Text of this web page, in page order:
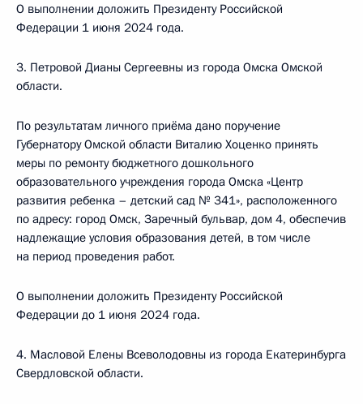
О выполнении доложить Президенту Российской
Федерации 1 июня 2024 года.
3. Петровой Дианы Сергеевны из города Омска Омской
области.
По результатам личного приёма дано поручение
Губернатору Омской области Виталию Хоценко принять
меры по ремонту бюджетного дошкольного
образовательного учреждения города Омска «Центр
развития ребенка – детский сад № 341», расположенного
по адресу: город Омск, Заречный бульвар, дом 4, обеспечив
надлежащие условия образования детей, в том числе
на период проведения работ.
О выполнении доложить Президенту Российской
Федерации до 1 июня 2024 года.
4. Масловой Елены Всеволодовны из города Екатеринбурга
Свердловской области.